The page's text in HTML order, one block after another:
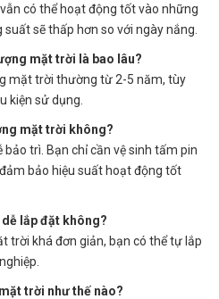
có thể hoạt động tốt vào những
sẽ thấp hơn so với ngày nắng.
mặt trời là bao lâu?
mặt trời thường từ 2-5 năm, tùy
kiện sử dụng.
mặt trời không?
trì. Bạn chỉ cần vệ sinh tấm pin
bảo hiệu suất hoạt động tốt
lắp đặt không?
trời khá đơn giản, bạn có thể tự lắp
trời như thế nào?